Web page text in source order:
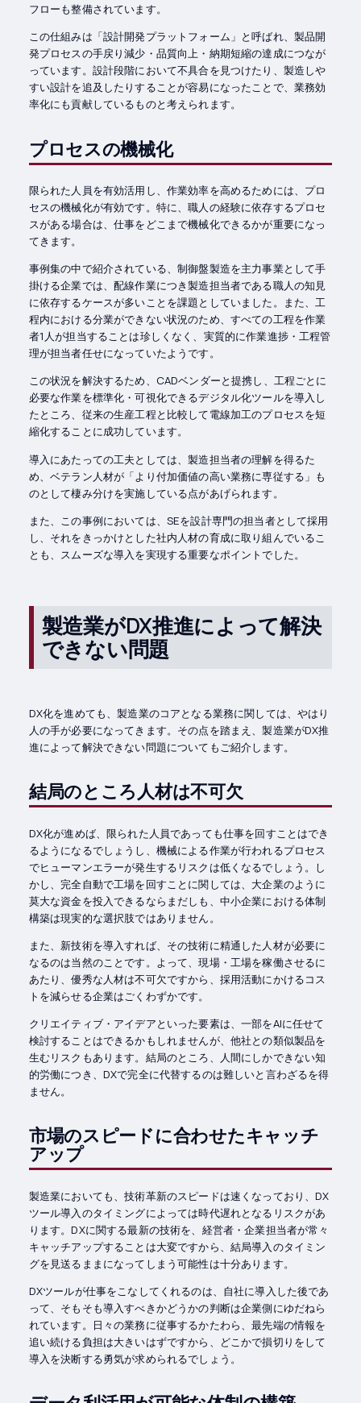
フローも整備されています。
この仕組みは「設計開発プラットフォーム」と呼ばれ、製品開
発プロセスの手戻り減少・品質向上・納期短縮の達成につなが
っています。設計段階において不具合を見つけたり、製造しや
すい設計を追及したりすることが容易になったことで、業務効
率化にも貢献しているものと考えられます。
プロセスの機械化
限られた人員を有効活用し、作業効率を高めるためには、プロ
セスの機械化が有効です。特に、職人の経験に依存するプロセ
スがある場合は、仕事をどこまで機械化できるかが重要になっ
てきます。
事例集の中で紹介されている、制御盤製造を主力事業として手
掛ける企業では、配線作業につき製造担当者である職人の知見
に依存するケースが多いことを課題としていました。また、工
程内における分業ができない状況のため、すべての工程を作業
者1人が担当することは珍しくなく、実質的に作業進捗・工程管
理が担当者任せになっていたようです。
この状況を解決するため、CADベンダーと提携し、工程ごとに
必要な作業を標準化・可視化できるデジタル化ツールを導入し
たところ、従来の生産工程と比較して電線加工のプロセスを短
縮化することに成功しています。
導入にあたっての工夫としては、製造担当者の理解を得るた
め、ベテラン人材が「より付加価値の高い業務に専従する」も
のとして棲み分けを実施している点があげられます。
また、この事例においては、SEを設計専門の担当者として採用
し、それをきっかけとした社内人材の育成に取り組んでいるこ
とも、スムーズな導入を実現する重要なポイントでした。
製造業がDX推進によって解決
できない問題
DX化を進めても、製造業のコアとなる業務に関しては、やはり
人の手が必要になってきます。その点を踏まえ、製造業がDX推
進によって解決できない問題についてもご紹介します。
結局のところ人材は不可欠
DX化が進めば、限られた人員であっても仕事を回すことはでき
るようになるでしょうし、機械による作業が行われるプロセス
でヒューマンエラーが発生するリスクは低くなるでしょう。し
かし、完全自動で工場を回すことに関しては、大企業のように
莫大な資金を投入できるならまだしも、中小企業における体制
構築は現実的な選択肢ではありません。
また、新技術を導入すれば、その技術に精通した人材が必要に
なるのは当然のことです。よって、現場・工場を稼働させるに
あたり、優秀な人材は不可欠ですから、採用活動にかけるコス
トを減らせる企業はごくわずかです。
クリエイティブ・アイデアといった要素は、一部をAIに任せて
検討することはできるかもしれませんが、他社との類似製品を
生むリスクもあります。結局のところ、人間にしかできない知
的労働につき、DXで完全に代替するのは難しいと言わざるを得
ません。
市場のスピードに合わせたキャッチ
アップ
製造業においても、技術革新のスピードは速くなっており、DX
ツール導入のタイミングによっては時代遅れとなるリスクがあ
ります。DXに関する最新の技術を、経営者・企業担当者が常々
キャッチアップすることは大変ですから、結局導入のタイミン
グを見送るままになってしまう可能性は十分あります。
DXツールが仕事をこなしてくれるのは、自社に導入した後であ
って、そもそも導入すべきかどうかの判断は企業側にゆだねら
れています。日々の業務に従事するかたわら、最先端の情報を
追い続ける負担は大きいはずですから、どこかで損切りをして
導入を決断する勇気が求められるでしょう。